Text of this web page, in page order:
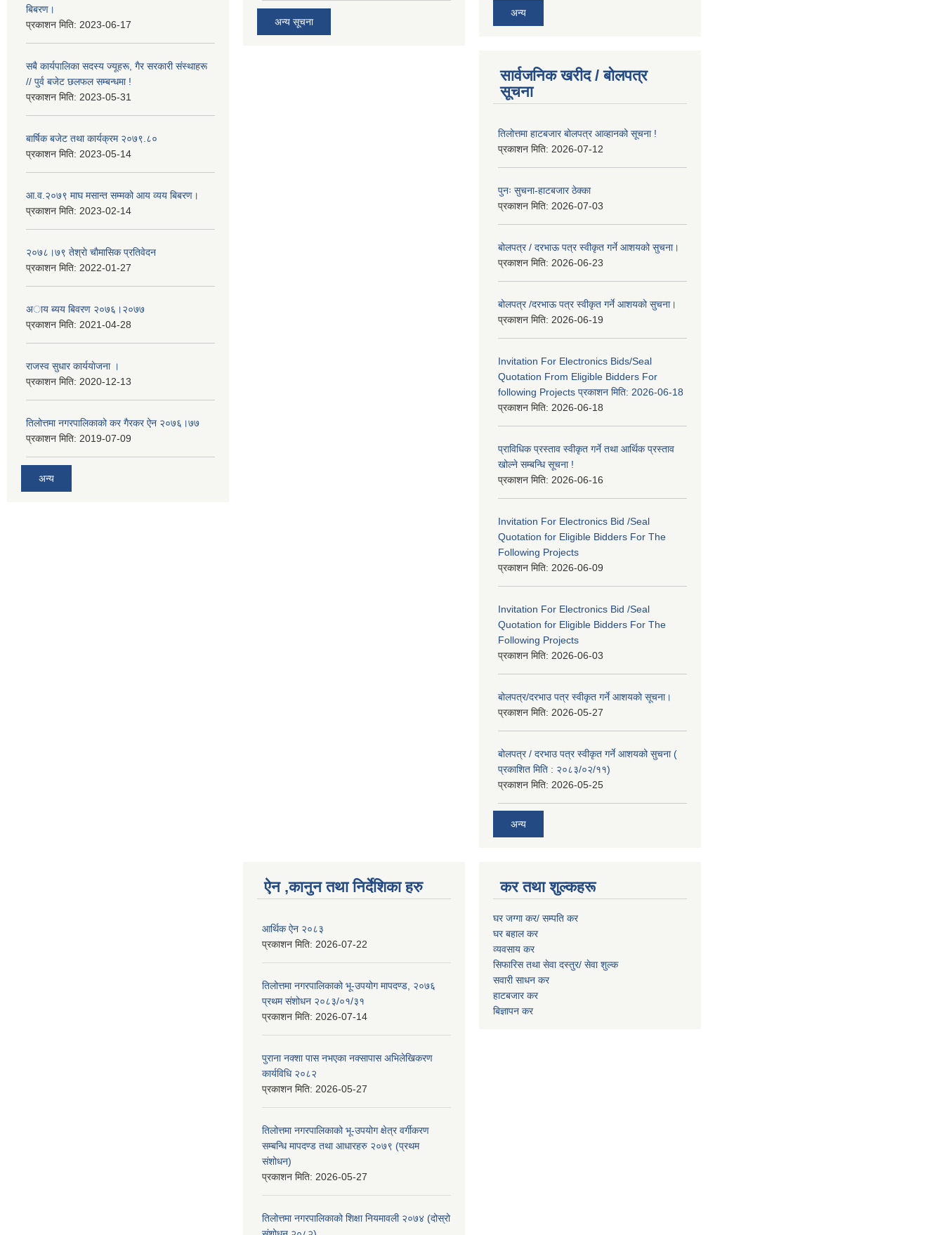
बिबरण।
प्रकाशन मिति: 2023-06-17
सबै कार्यपालिका सदस्य ज्यूहरू, गैर सरकारी संस्थाहरू
// पुर्व बजेट छलफल सम्बन्धमा !
प्रकाशन मिति: 2023-05-31
बार्षिक बजेट तथा कार्यक्रम २०७९.८०
प्रकाशन मिति: 2023-05-14
आ.व.२०७९ माघ मसान्त सम्मको आय व्यय बिबरण।
प्रकाशन मिति: 2023-02-14
२०७८।७९ तेश्राे चाैमासिक प्रतिवेदन
प्रकाशन मिति: 2022-01-27
अाय ब्यय बिवरण २०७६।२०७७
प्रकाशन मिति: 2021-04-28
राजस्व सुधार कार्ययाेजना ।
प्रकाशन मिति: 2020-12-13
तिलोत्तमा नगरपालिकाको कर गैरकर ऐन २०७६।७७
प्रकाशन मिति: 2019-07-09
अन्य
अन्य सूचना
अन्य
सार्वजनिक खरीद / बोलपत्र
सूचना
तिलोत्तमा हाटबजार बोलपत्र आव्हानको सूचना !
प्रकाशन मिति: 2026-07-12
पुनः सुचना-हाटबजार ठेक्का
प्रकाशन मिति: 2026-07-03
बोलपत्र / दरभाऊ पत्र स्वीकृत गर्ने आशयको सुचना।
प्रकाशन मिति: 2026-06-23
बोलपत्र /दरभाऊ पत्र स्वीकृत गर्ने आशयको सुचना।
प्रकाशन मिति: 2026-06-19
Invitation For Electronics Bids/Seal
Quotation From Eligible Bidders For
following Projects प्रकाशन मिति: 2026-06-18
प्रकाशन मिति: 2026-06-18
प्राविधिक प्रस्ताव स्वीकृत गर्ने तथा आर्थिक प्रस्ताव
खोल्ने सम्बन्धि सूचना !
प्रकाशन मिति: 2026-06-16
Invitation For Electronics Bid /Seal
Quotation for Eligible Bidders For The
Following Projects
प्रकाशन मिति: 2026-06-09
Invitation For Electronics Bid /Seal
Quotation for Eligible Bidders For The
Following Projects
प्रकाशन मिति: 2026-06-03
बोलपत्र/दरभाउ पत्र स्वीकृत गर्ने आशयको सूचना।
प्रकाशन मिति: 2026-05-27
बोलपत्र / दरभाउ पत्र स्वीकृत गर्ने आशयको सुचना (
प्रकाशित मिति : २०८३/०२/११)
प्रकाशन मिति: 2026-05-25
अन्य
ऐन ,कानुन तथा निर्देशिका हरु
आर्थिक ऐन २०८३
प्रकाशन मिति: 2026-07-22
तिलोत्तमा नगरपालिकाको भू-उपयोग मापदण्ड, २०७६
प्रथम संशोधन २०८३/०१/३१
प्रकाशन मिति: 2026-07-14
पुराना नक्शा पास नभएका नक्सापास अभिलेखिकरण
कार्यविधि २०८२
प्रकाशन मिति: 2026-05-27
तिलोत्तमा नगरपालिकाको भू-उपयोग क्षेत्र वर्गीकरण
सम्बन्धि मापदण्ड तथा आधारहरु २०७९ (प्रथम
संशोधन)
प्रकाशन मिति: 2026-05-27
तिलोत्तमा नगरपालिकाको शिक्षा नियमावली २०७४ (दोस्रो
कर तथा शुल्कहरू
घर जग्गा कर/ सम्पति कर
घर बहाल कर
व्यवसाय कर
सिफारिस तथा सेवा दस्तुर/ सेवा शुल्क
सवारी साधन कर
हाटबजार कर
बिज्ञापन कर